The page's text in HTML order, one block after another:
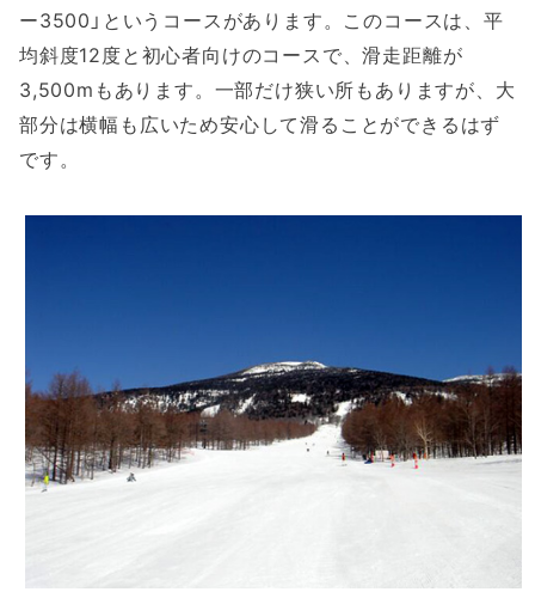
ー3500」というコースがあります。このコースは、平
均斜度12度と初心者向けのコースで、滑走距離が
3,500mもあります。一部だけ狭い所もありますが、大
部分は横幅も広いため安心して滑ることができるはず
です。